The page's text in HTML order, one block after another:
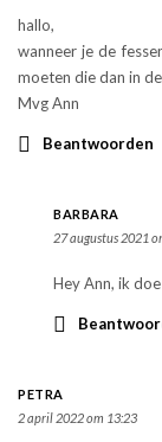
hallo,
wanneer je de
moeten die dan in
Mvg Ann
Beantwoorden
BARBARA
27 augustus 2021
Hey Ann, ik
PETRA
2 april 2022 om 13:23